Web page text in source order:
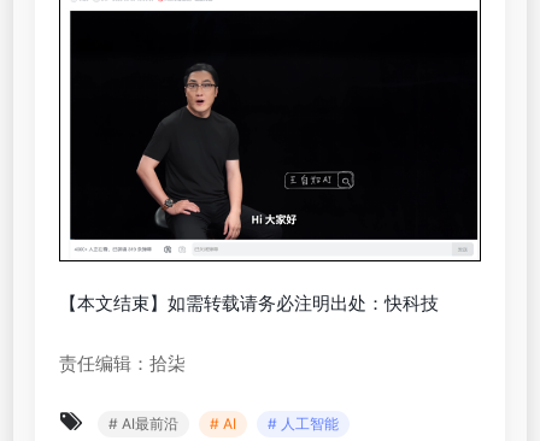
【本文结束】如需转载请务必注明出处：快科技
责任编辑：拾柒
# AI最前沿 # AI # 人工智能